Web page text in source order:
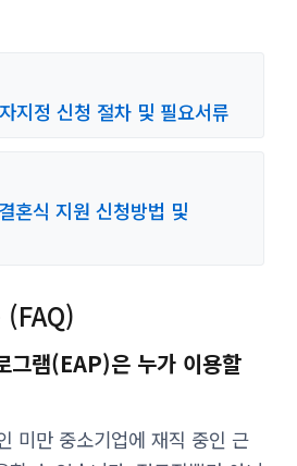
지정 신청 절차 및 필요서류
혼식 지원 신청방법 및
그램(EAP)은 누가 이용할
미만 중소기업에 재직 중인 근